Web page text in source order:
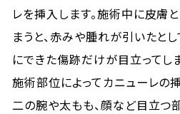
レを挿入します。施術中に皮膚
まうと、赤みや腫れが引いたと
にできた傷跡だけが目立ってし
施術部位によってカニューレの
二の腕や太もも、顔など目立つ